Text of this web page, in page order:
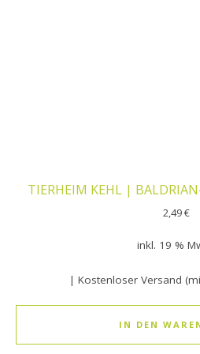
TIERHEIM KEHL |
2,49€
inkl. 19 %
| Kostenloser Versand
IN DEN